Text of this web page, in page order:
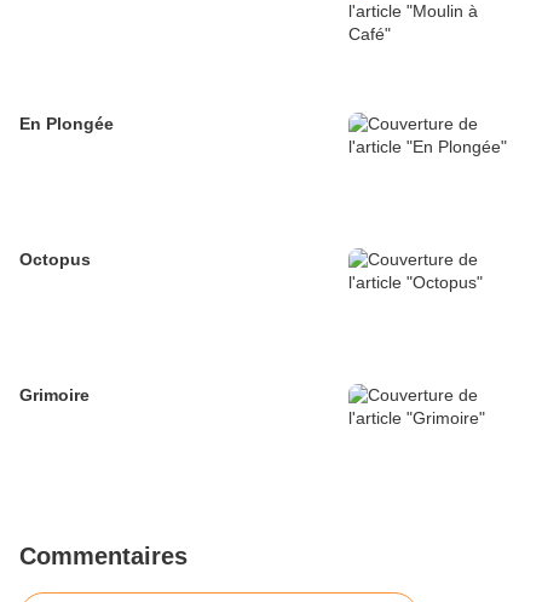
En Plongée
Octopus
Grimoire
Commentaires